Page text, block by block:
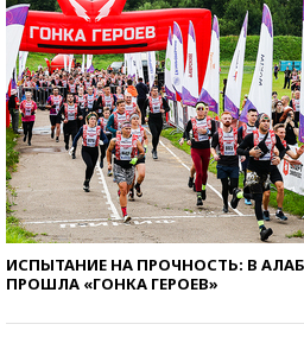
ИСПЫТАНИЕ НА ПРОЧНОСТЬ: В
ПРОШЛА «ГОНКА ГЕРОЕВ»